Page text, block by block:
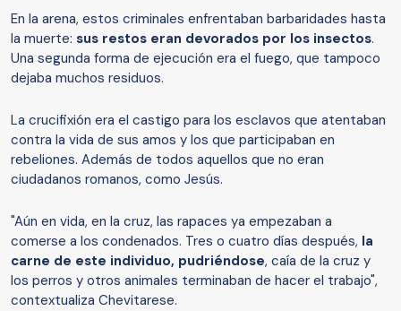
En la arena, estos criminales enfrentaban barbaridades hasta
la muerte: sus restos eran devorados por los insectos.
Una segunda forma de ejecución era el fuego, que tampoco
dejaba muchos residuos.
La crucifixión era el castigo para los esclavos que atentaban
contra la vida de sus amos y los que participaban en
rebeliones. Además de todos aquellos que no eran
ciudadanos romanos, como Jesús.
"Aún en vida, en la cruz, las rapaces ya empezaban a
comerse a los condenados. Tres o cuatro días después, la
carne de este individuo, pudriéndose, caía de la cruz y
los perros y otros animales terminaban de hacer el trabajo",
contextualiza Chevitarese.